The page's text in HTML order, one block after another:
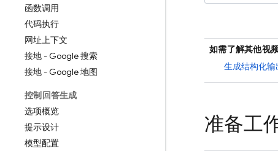
函数调用
代码执行
网址上下文
接地 - Google 搜索
接地 - Google 地图
控制回答生成
选项概览
提示设计
模型配置
如需了解其他视
生成结构化输
准备工